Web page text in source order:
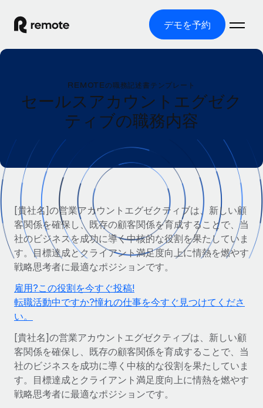
デモを予約
グローバル雇用
グローバル給与処理
コンプライアンス対応の給与処理を手軽に
Employer of Record（EOR）
グローバル展開をコストをかけずに実現
Contractor of Record
世界中の契約社員と法令を遵守して契約
契約社員管理
世界中の契約社員をオンボーディングし、管理
PEO
複雑な雇用関連業務を外部委託
インフラ
Remote統合
人事機能をワークフローにシームレスに統合する
プラットフォーム
各国の制度に対応
国別ガイド
/国別のグローバル雇用支援を検索する
米国州エクスプローラー
米国の各州において採用プロセスを簡素化する
Remoteを他社と比較
他社と比較した、当社の強みを確認する
成長の段階
リューション
ミッドマーケット
カスタマイズされた人事ソリューションでチームを拡大する
リソース
ツールと計算ツール
誤分類リスク判定ツール
国別に従業員の誤分類リスクを確認する
従業員コスト計算ツール
各国の総従業員コストを計算する
契約社員の報酬計算ツール
グローバルな契約社員向けに、通貨オプションと支払スピー
ドを確認する
REMOTEで学習
リサーチおよびガイド
活用事例
価格
日本語
English
Nederlands
Français
Deutsch
Español
Italiano
ログイン
REMOTEの職務記述書テンプレート
セールスアカウントエグゼク
ティブの職務内容
[貴社名]の営業アカウントエグゼクティブは、新しい顧
客関係を確保し、既存の顧客関係を育成することで、当
社のビジネスを成功に導く中核的な役割を果たしていま
す。目標達成とクライアント満足度向上に情熱を燃やす
戦略思考者に最適なポジションです。
雇用?この役割を今すぐ投稿!
転職活動中ですか?憧れの仕事を今すぐ見つけてくださ
い。
[貴社名]の営業アカウントエグゼクティブは、新しい顧
客関係を確保し、既存の顧客関係を育成することで、当
社のビジネスを成功に導く中核的な役割を果たしていま
す。目標達成とクライアント満足度向上に情熱を燃やす
戦略思考者に最適なポジションです。